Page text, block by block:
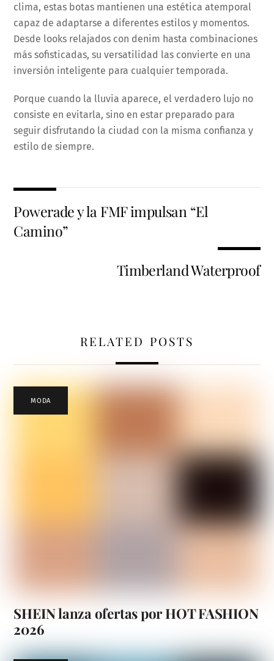
clima, estas botas mantienen una estética atemporal
capaz de adaptarse a diferentes estilos y momentos.
Desde looks relajados con denim hasta combinaciones
más sofisticadas, su versatilidad las convierte en una
inversión inteligente para cualquier temporada.
Porque cuando la lluvia aparece, el verdadero lujo no
consiste en evitarla, sino en estar preparado para
seguir disfrutando la ciudad con la misma confianza y
estilo de siempre.
Powerade y la FMF impulsan “El
Camino”
Timberland Waterproof
RELATED POSTS
MODA
SHEIN lanza ofertas por HOT FASHION
2026